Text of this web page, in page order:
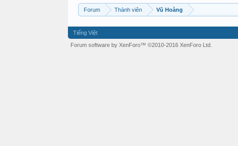
Forum Thành viên Vũ Hoàng
Tiếng Việt
Forum software by XenForo™ ©2010-2016 XenForo Ltd.